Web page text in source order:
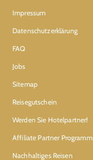
Impressum
Datenschutzerklärung
FAQ
Jobs
Sitemap
Reisegutschein
Werden Sie Hotelpartner!
Affiliate Partner Programm
Nachhaltiges Reisen